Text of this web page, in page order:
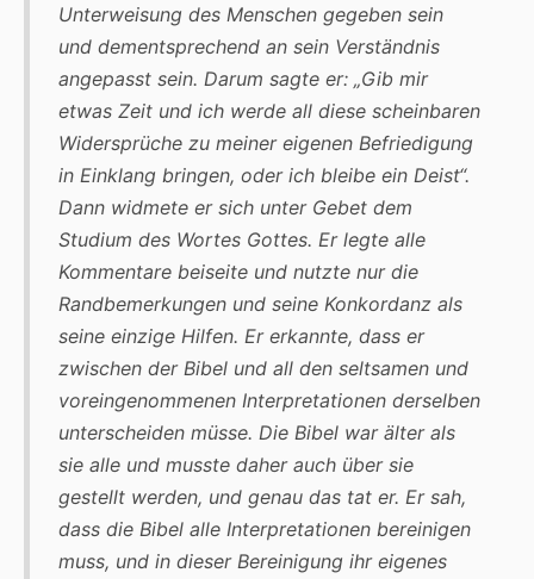
Unterweisung des Menschen gegeben sein
und dementsprechend an sein Verständnis
angepasst sein. Darum sagte er: „Gib mir
etwas Zeit und ich werde all diese scheinbaren
Widersprüche zu meiner eigenen Befriedigung
in Einklang bringen, oder ich bleibe ein Deist“.
Dann widmete er sich unter Gebet dem
Studium des Wortes Gottes. Er legte alle
Kommentare beiseite und nutzte nur die
Randbemerkungen und seine Konkordanz als
seine einzige Hilfen. Er erkannte, dass er
zwischen der Bibel und all den seltsamen und
voreingenommenen Interpretationen derselben
unterscheiden müsse. Die Bibel war älter als
sie alle und musste daher auch über sie
gestellt werden, und genau das tat er. Er sah,
dass die Bibel alle Interpretationen bereinigen
muss, und in dieser Bereinigung ihr eigenes